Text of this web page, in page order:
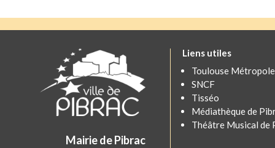
Mairie de Pibrac
Liens utiles
Toulouse Métropole
SNCF
Tisséo
Médiathèque de
Théâtre Musical de